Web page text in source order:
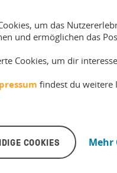
ihr aktuell?
15 Stadtführern und mir
zu bewältigen.
zwar über unsere Touren
ein komplizierter
die wir viel lieber dafür
um das
und ermöglichen das
Cookies, um dir
findest du weitere
COOKIES Mehr